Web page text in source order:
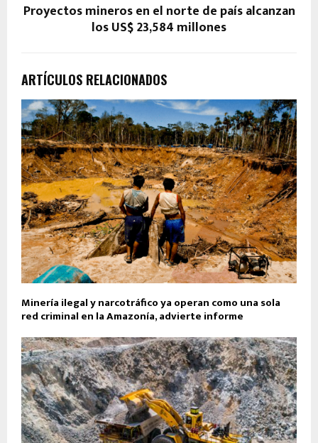
Proyectos mineros en el norte de país alcanzan
los US$ 23,584 millones
ARTÍCULOS RELACIONADOS
Minería ilegal y narcotráfico ya operan como una sola
red criminal en la Amazonía, advierte informe